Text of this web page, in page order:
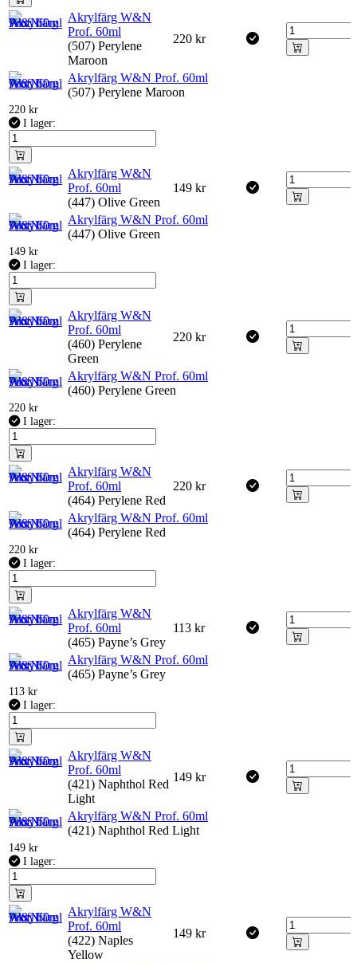
Akrylfärg W&N
Prof. 60ml
(507) Perylene
Maroon
220 kr
Akrylfärg W&N Prof. 60ml
(507) Perylene Maroon
220 kr
I lager:
Akrylfärg W&N
Prof. 60ml
(447) Olive Green
149 kr
Akrylfärg W&N Prof. 60ml
(447) Olive Green
149 kr
I lager:
Akrylfärg W&N
Prof. 60ml
(460) Perylene
Green
220 kr
Akrylfärg W&N Prof. 60ml
(460) Perylene Green
220 kr
I lager:
Akrylfärg W&N
Prof. 60ml
(464) Perylene Red
220 kr
Akrylfärg W&N Prof. 60ml
(464) Perylene Red
220 kr
I lager:
Akrylfärg W&N
Prof. 60ml
(465) Payne’s Grey
113 kr
Akrylfärg W&N Prof. 60ml
(465) Payne’s Grey
113 kr
I lager:
Akrylfärg W&N
Prof. 60ml
(421) Naphthol Red
Light
149 kr
Akrylfärg W&N Prof. 60ml
(421) Naphthol Red Light
149 kr
I lager:
Akrylfärg W&N
Prof. 60ml
(422) Naples
Yellow
149 kr